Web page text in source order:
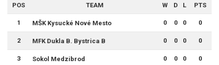
POS TEAM W D L PTS
1 MŠK Kysucké Nové Mesto 0 0 0 0
2 MFK Dukla B. Bystrica B 0 0 0 0
3 Sokol Medzibrod 0 0 0 0